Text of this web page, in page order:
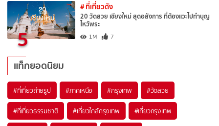
5
# ที่เที่ยวดัง
20 วัดสวย เชียงใหม่ สุดอลังการ ที่ต้องแวะไปทำบุญ
ไหว้พระ
1M 7
แท็กยอดนิยม
#ที่เที่ยวถ่ายรูป #ภาคเหนือ #กรุงเทพ #วัดสวย
#ที่เที่ยวธรรมชาติ #เที่ยวใกล้กรุงเทพ #เที่ยวกรุงเทพ